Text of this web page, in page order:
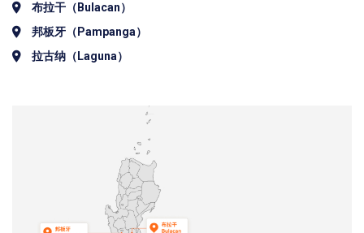
布拉干（Bulacan）
邦板牙（Pampanga）
拉古纳（Laguna）